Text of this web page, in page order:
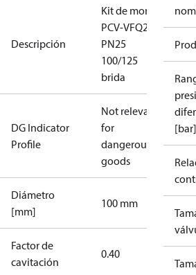
Descripción
Kit de mont.
PCV-VFQ21
PN25
100/125
brida
DG Indicator
Profile
Not relevant
for
dangerous
goods
Diámetro
[mm]
100 mm
Factor de
cavitación
0.40